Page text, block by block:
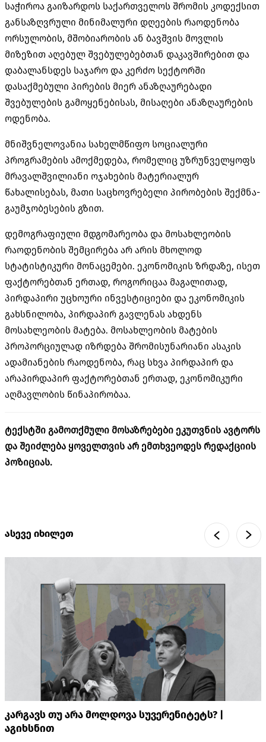
საჭიროა გაიზარდოს საქართველოს შრომის კოდექსით
განსაზღვრული მინიმალური დღეების რაოდენობა
ორსულობის, მშობიარობის ან ბავშვის მოვლის
მიზეზით აღებულ შვებულებებთან დაკავშირებით და
დაბალანსდეს საჯარო და კერძო სექტორში
დასაქმებული პირების მიერ ანაზღაურებადი
შვებულების გამოყენებისას, მისაღები ანაზღაურების
ოდენობა.
მნიშვნელოვანია სახელმწიფო სოციალური
პროგრამების ამოქმედება, რომელიც უზრუნველყოფს
მრავალშვილიანი ოჯახების მატერიალურ
წახალისებას, მათი საცხოვრებელი პირობების შექმნა-
გაუმჯობესების გზით.
დემოგრაფიული მდგომარეობა და მოსახლეობის
რაოდენობის შემცირება არ არის მხოლოდ
სტატისტიკური მონაცემები. ეკონომიკის ზრდაზე, ისეთ
ფაქტორებთან ერთად, როგორიცაა მაგალითად,
პირდაპირი უცხოური ინვესტიციები და ეკონომიკის
გახსნილობა, პირდაპირ გავლენას ახდენს
მოსახლეობის მატება. მოსახლეობის მატების
პროპორციულად იზრდება შრომისუნარიანი ასაკის
ადამიანების რაოდენობა, რაც სხვა პირდაპირ და
არაპირდაპირ ფაქტორებთან ერთად, ეკონომიკური
აღმავლობის წინაპირობაა.
ტექსტში გამოთქმული მოსაზრებები ეკუთვნის ავტორს
და შეიძლება ყოველთვის არ ემთხვეოდეს რედაქციის
პოზიციას.
ასევე იხილეთ
კარგავს თუ არა მოლდოვა სუვერენიტეტს? |
აგიხსნით